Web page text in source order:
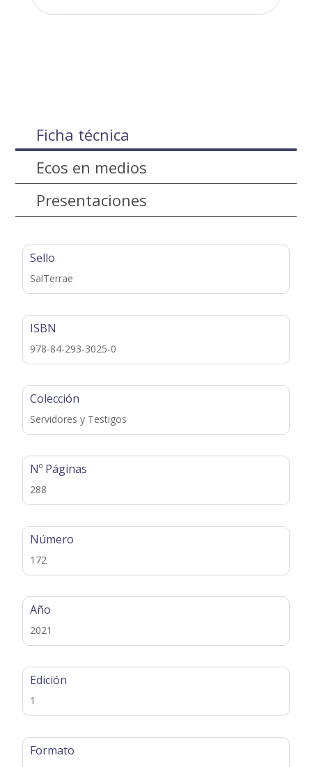
Ficha técnica
Ecos en medios
Presentaciones
Sello
SalTerrae
ISBN
978-84-293-3025-0
Colección
Servidores y Testigos
Nº Páginas
288
Número
172
Año
2021
Edición
1
Formato